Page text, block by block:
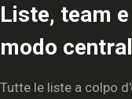
Liste, team
modo
Tutte le liste a colpo